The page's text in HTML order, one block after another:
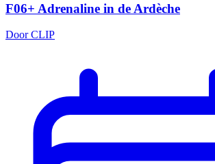
F06+ Adrenaline in de Ardèche
Door CLIP